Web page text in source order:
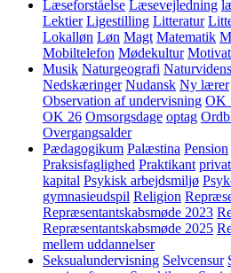
Læseforståelse Læsevejledning
Lektier Ligestilling Litteratur
Lokalløn Løn Magt Matematik
Mobiltelefon Mødekultur
Musik Naturgeografi
Nedskæringer Nudansk Ny lærer
Observation af undervisning OK
OK 26 Omsorgsdage optag
Overgangsalder
Pædagogikum Palæstina Pension
Praksisfaglighed Praktikant
kapital Psykisk arbejdsmiljø
gymnasieudspil Religion
Repræsentantskabsmøde 2023
Repræsentantskabsmøde 2025
mellem uddannelser
Seksualundervisning Selvcensur